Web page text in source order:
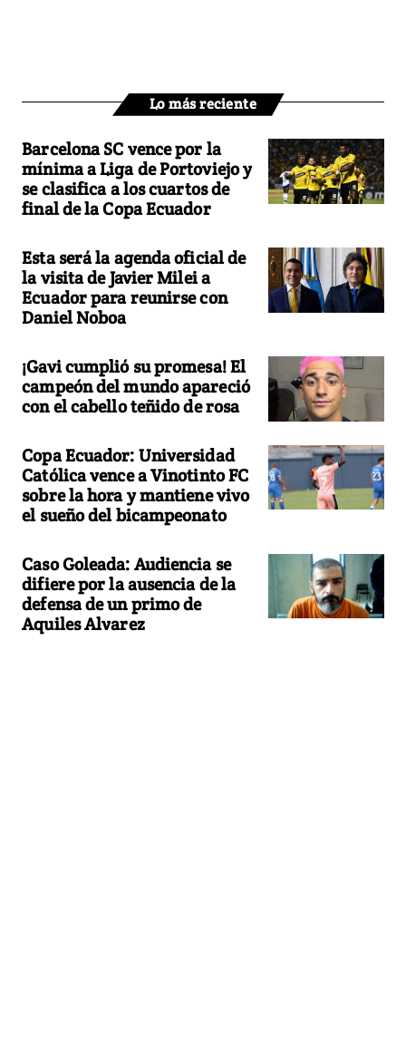
Lo más reciente
Barcelona SC vence por la
mínima a Liga de Portoviejo y
se clasifica a los cuartos de
final de la Copa Ecuador
Esta será la agenda oficial de
la visita de Javier Milei a
Ecuador para reunirse con
Daniel Noboa
¡Gavi cumplió su promesa! El
campeón del mundo apareció
con el cabello teñido de rosa
Copa Ecuador: Universidad
Católica vence a Vinotinto FC
sobre la hora y mantiene vivo
el sueño del bicampeonato
Caso Goleada: Audiencia se
difiere por la ausencia de la
defensa de un primo de
Aquiles Alvarez